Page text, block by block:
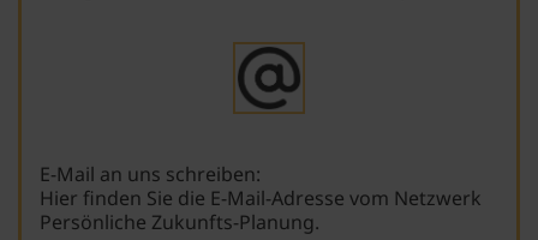
E-Mail an uns schreiben:
Hier finden Sie die E-Mail-Adresse vom Netzwerk
Persönliche Zukunfts-Planung.